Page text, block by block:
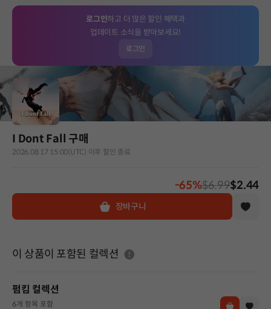
로그인하고 더 많은 할인 혜택과
업데이트 소식을 받아보세요!
로그인
I Dont Fall 구매
2026.08.17 15:00(UTC) 이후 할인 종료
-65%$6.99$2.44
장바구니
이 상품이 포함된 컬렉션 도움말
펌킴 컬렉션
6개 항목 포함